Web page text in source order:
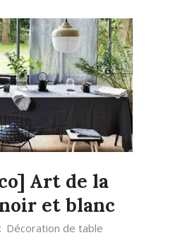
Art de la
et blanc
Décoration de table